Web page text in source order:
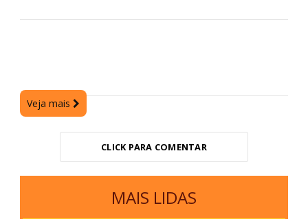
Veja mais
CLICK PARA COMENTAR
MAIS LIDAS